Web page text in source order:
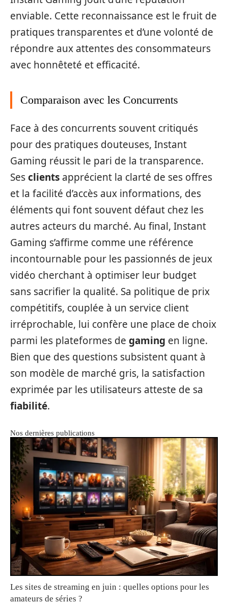
enviable. Cette reconnaissance est le fruit de
pratiques transparentes et d’une volonté de
répondre aux attentes des consommateurs
avec honnêteté et efficacité.
Comparaison avec les Concurrents
Face à des concurrents souvent critiqués
pour des pratiques douteuses, Instant
Gaming réussit le pari de la transparence.
Sesclients apprécient la clarté de ses offres
et la facilité d’accès aux informations, des
éléments qui font souvent défaut chez les
autres acteurs du marché. Au final, Instant
Gaming s’affirme comme une référence
incontournable pour les passionnés de jeux
vidéo cherchant à optimiser leur budget
sans sacrifier la qualité. Sa politique de prix
compétitifs, couplée à un service client
irréprochable, lui confère une place de choix
parmi les plateformes de gaming en ligne.
Bien que des questions subsistent quant à
son modèle de marché gris, la satisfaction
exprimée par les utilisateurs atteste de sa
fiabilité.
Nos dernières publications
Les sites de streaming en juin : quelles options pour les
amateurs de séries ?